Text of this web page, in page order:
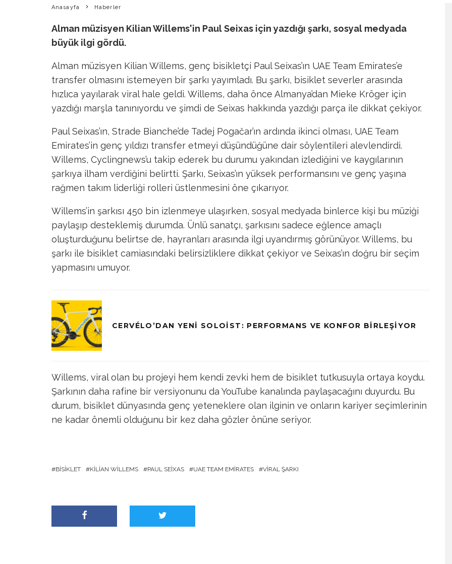
Anasayfa Haberler
Alman müzisyen Kilian Willems'in Paul Seixas için yazdığı şarkı, sosyal medyada
büyük ilgi gördü.
Alman müzisyen Kilian Willems, genç bisikletçi Paul Seixas’ın UAE Team Emirates’e
transfer olmasını istemeyen bir şarkı yayımladı. Bu şarkı, bisiklet severler arasında
hızlıca yayılarak viral hale geldi. Willems, daha önce Almanya’dan Mieke Kröger için
yazdığı marşla tanınıyordu ve şimdi de Seixas hakkında yazdığı parça ile dikkat çekiyor.
Paul Seixas’ın, Strade Bianche’de Tadej Pogačar’ın ardında ikinci olması, UAE Team
Emirates’in genç yıldızı transfer etmeyi düşündüğüne dair söylentileri alevlendirdi.
Willems, Cyclingnews’u takip ederek bu durumu yakından izlediğini ve kaygılarının
şarkıya ilham verdiğini belirtti. Şarkı, Seixas’ın yüksek performansını ve genç yaşına
rağmen takım liderliği rolleri üstlenmesini öne çıkarıyor.
Willems’in şarkısı 450 bin izlenmeye ulaşırken, sosyal medyada binlerce kişi bu müziği
paylaşıp desteklemiş durumda. Ünlü sanatçı, şarkısını sadece eğlence amaçlı
oluşturduğunu belirtse de, hayranları arasında ilgi uyandırmış görünüyor. Willems, bu
şarkı ile bisiklet camiasındaki belirsizliklere dikkat çekiyor ve Seixas’ın doğru bir seçim
yapmasını umuyor.
CERVÉLO’DAN YENI SOLOIST: PERFORMANS VE KONFOR BIRLEŞIYOR
Willems, viral olan bu projeyi hem kendi zevki hem de bisiklet tutkusuyla ortaya koydu.
Şarkının daha rafine bir versiyonunu da YouTube kanalında paylaşacağını duyurdu. Bu
durum, bisiklet dünyasında genç yeteneklere olan ilginin ve onların kariyer seçimlerinin
ne kadar önemli olduğunu bir kez daha gözler önüne seriyor.
BISIKLET KILIAN WILLEMS PAUL SEIXAS UAE TEAM EMIRATES VIRAL ŞARKI